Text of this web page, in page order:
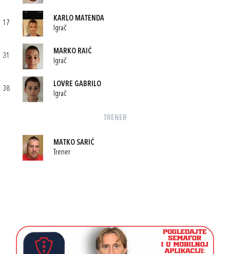
17
KARLO MATENDA
Igrač
31
MARKO RAIĆ
Igrač
38
LOVRE GABRILO
Igrač
TRENER
MATKO SARIĆ
Trener